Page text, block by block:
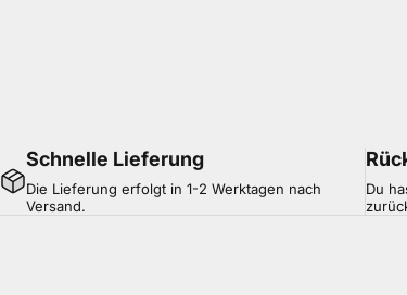
Schnelle Lieferung
Die Lieferung erfolgt in 1-2 Werktagen nach
Versand.
Du